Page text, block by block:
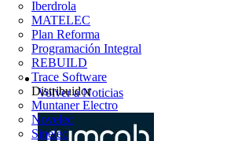
Iberdrola
MATELEC
Plan Reforma
Programación Integral
REBUILD
Trace Software
Distribuidor
Muntaner Electro
Novelec
Sinelec
Volver a Noticias